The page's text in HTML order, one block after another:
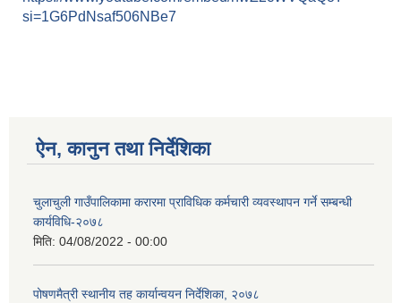
si=1G6PdNsaf506NBe7
ऐन, कानुन तथा निर्देशिका
चुलाचुली गाउँपालिकामा करारमा प्राविधिक कर्मचारी व्यवस्थापन गर्ने सम्बन्धी
कार्यविधि-२०७८
मिति: 04/08/2022 - 00:00
पोषणमैत्री स्थानीय तह कार्यान्वयन निर्देशिका, २०७८